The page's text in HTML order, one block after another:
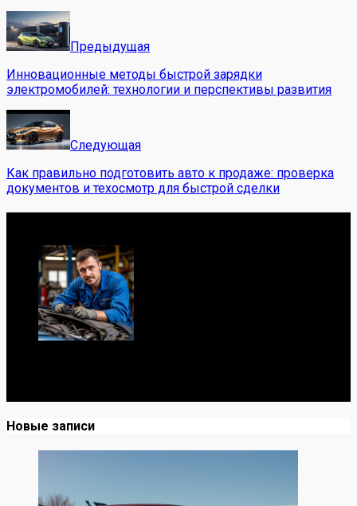
Предыдущая
Инновационные методы быстрой зарядки
электромобилей: технологии и перспективы развития
Следующая
Как правильно подготовить авто к продаже: проверка
документов и техосмотр для быстрой сделки
Новые записи